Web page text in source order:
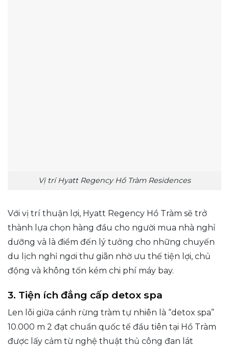
Vị trí Hyatt Regency Hồ Tràm Residences
Với vị trí thuận lợi, Hyatt Regency Hồ Tràm sẽ trở
thành lựa chọn hàng đầu cho người mua nhà nghỉ
dưỡng và là điểm đến lý tưởng cho những chuyến
du lịch nghỉ ngơi thư giãn nhờ ưu thế tiện lợi, chủ
động và không tốn kém chi phí máy bay.
3. Tiện ích đẳng cấp detox spa
Len lõi giữa cánh rừng tràm tự nhiên là “detox spa”
10.000 m 2 đạt chuẩn quốc tế đầu tiên tại Hồ Tràm
được lấy cảm từ nghệ thuật thủ công đan lát